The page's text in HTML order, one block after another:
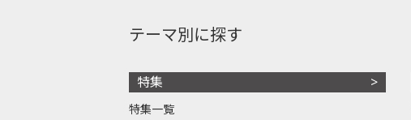
テーマ別に探す
特集
特集一覧